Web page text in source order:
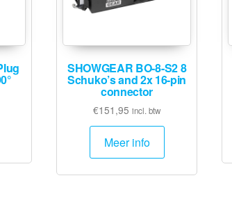
SHOWGEAR BO-8-S2 8
Schuko’s and 2x 16-pin
connector
€151,95 incl. btw
Meer info